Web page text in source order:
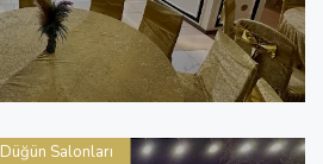
Düğün Salonları